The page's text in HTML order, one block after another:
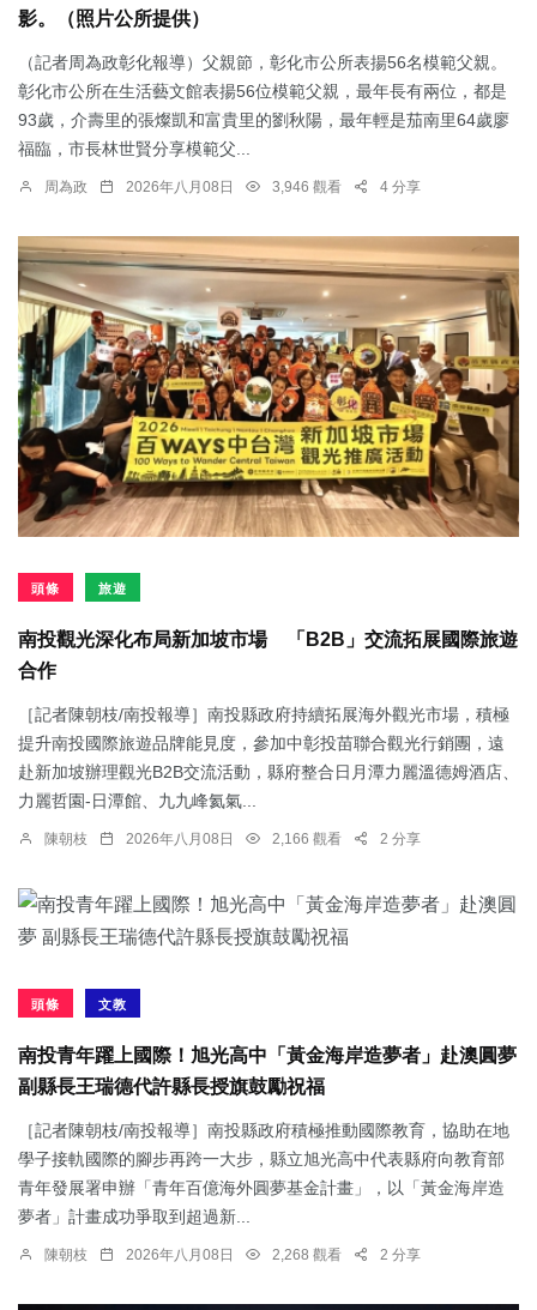
影。（照片公所提供）
（記者周為政彰化報導）父親節，彰化市公所表揚56名模範父親。
彰化市公所在生活藝文館表揚56位模範父親，最年長有兩位，都是
93歲，介壽里的張燦凱和富貴里的劉秋陽，最年輕是茄南里64歲廖
福臨，市長林世賢分享模範父...
周為政 2026年八月08日 3,946 觀看 4 分享
頭條 旅遊
南投觀光深化布局新加坡市場 「B2B」交流拓展國際旅遊
合作
［記者陳朝枝/南投報導］南投縣政府持續拓展海外觀光市場，積極
提升南投國際旅遊品牌能見度，參加中彰投苗聯合觀光行銷團，遠
赴新加坡辦理觀光B2B交流活動，縣府整合日月潭力麗溫德姆酒店、
力麗哲園-日潭館、九九峰氦氣...
陳朝枝 2026年八月08日 2,166 觀看 2 分享
頭條 文教
南投青年躍上國際！旭光高中「黃金海岸造夢者」赴澳圓夢
副縣長王瑞德代許縣長授旗鼓勵祝福
［記者陳朝枝/南投報導］南投縣政府積極推動國際教育，協助在地
學子接軌國際的腳步再跨一大步，縣立旭光高中代表縣府向教育部
青年發展署申辦「青年百億海外圓夢基金計畫」，以「黃金海岸造
夢者」計畫成功爭取到超過新...
陳朝枝 2026年八月08日 2,268 觀看 2 分享